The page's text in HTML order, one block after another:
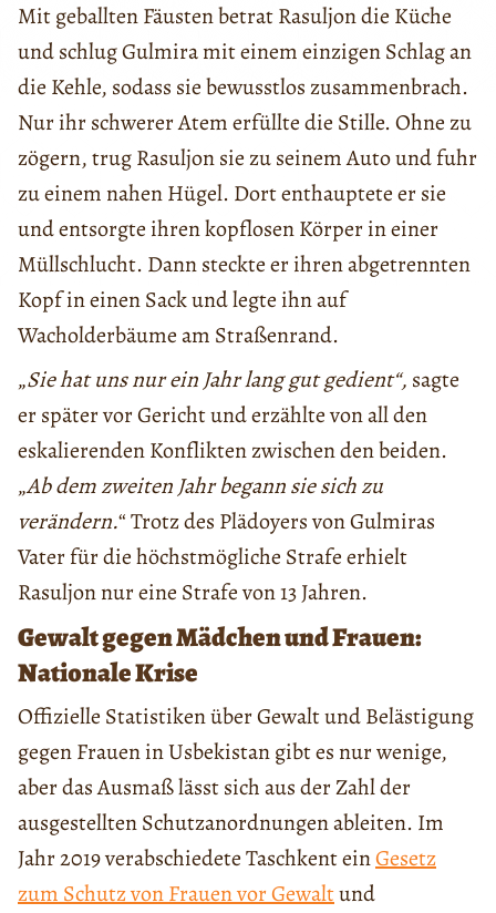
Mit geballten Fäusten betrat Rasuljon die Küche
und schlug Gulmira mit einem einzigen Schlag an
die Kehle, sodass sie bewusstlos zusammenbrach.
Nur ihr schwerer Atem erfüllte die Stille. Ohne zu
zögern, trug Rasuljon sie zu seinem Auto und fuhr
zu einem nahen Hügel. Dort enthauptete er sie
und entsorgte ihren kopflosen Körper in einer
Müllschlucht. Dann steckte er ihren abgetrennten
Kopf in einen Sack und legte ihn auf
Wacholderbäume am Straßenrand.
„Sie hat uns nur ein Jahr lang gut gedient“, sagte
er später vor Gericht und erzählte von all den
eskalierenden Konflikten zwischen den beiden.
„Ab dem zweiten Jahr begann sie sich zu
verändern.“ Trotz des Plädoyers von Gulmiras
Vater für die höchstmögliche Strafe erhielt
Rasuljon nur eine Strafe von 13 Jahren.
Gewalt gegen Mädchen und Frauen:
Nationale Krise
Offizielle Statistiken über Gewalt und Belästigung
gegen Frauen in Usbekistan gibt es nur wenige,
aber das Ausmaß lässt sich aus der Zahl der
ausgestellten Schutzanordnungen ableiten. Im
Jahr 2019 verabschiedete Taschkent einGesetz
zum Schutz von Frauen vor Gewaltund